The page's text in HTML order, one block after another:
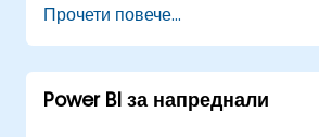
Създават и използват
диаграми за конкретни
Импортират с Power View,
от базиран на Excel Power BI
Прочети повече...
Power BI за напреднали